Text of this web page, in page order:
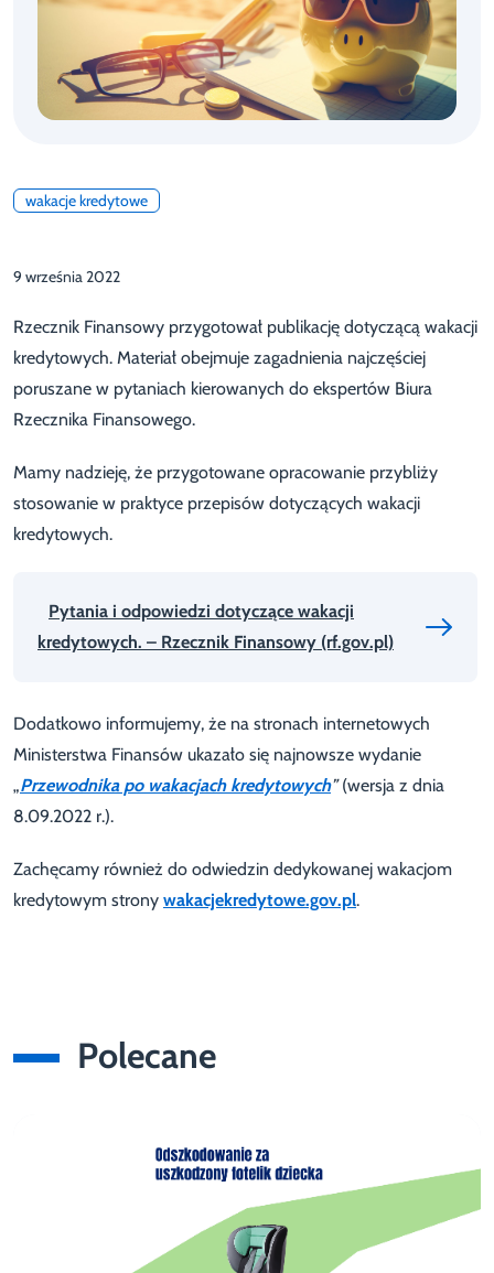
wakacje kredytowe
9 września 2022
Rzecznik Finansowy przygotował publikację dotyczącą wakacji
kredytowych. Materiał obejmuje zagadnienia najczęściej
poruszane w pytaniach kierowanych do ekspertów Biura
Rzecznika Finansowego.
Mamy nadzieję, że przygotowane opracowanie przybliży
stosowanie w praktyce przepisów dotyczących wakacji
kredytowych.
Pytania i odpowiedzi dotyczące wakacji
kredytowych. – Rzecznik Finansowy (rf.gov.pl)
Dodatkowo informujemy, że na stronach internetowych
Ministerstwa Finansów ukazało się najnowsze wydanie
„Przewodnika po wakacjach kredytowych”(wersja z dnia
8.09.2022 r.).
Zachęcamy również do odwiedzin dedykowanej wakacjom
kredytowym strony wakacjekredytowe.gov.pl.
Polecane